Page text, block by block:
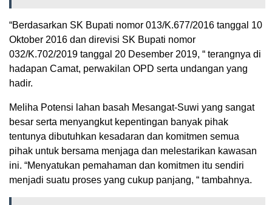
“Berdasarkan SK Bupati nomor 013/K.677/2016 tanggal 10
Oktober 2016 dan direvisi SK Bupati nomor
032/K.702/2019 tanggal 20 Desember 2019, “ terangnya di
hadapan Camat, perwakilan OPD serta undangan yang
hadir.
Meliha Potensi lahan basah Mesangat-Suwi yang sangat
besar serta menyangkut kepentingan banyak pihak
tentunya dibutuhkan kesadaran dan komitmen semua
pihak untuk bersama menjaga dan melestarikan kawasan
ini. “Menyatukan pemahaman dan komitmen itu sendiri
menjadi suatu proses yang cukup panjang, “ tambahnya.